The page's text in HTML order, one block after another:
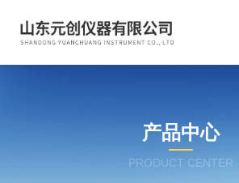
产品中心
PRODUCT CENTER